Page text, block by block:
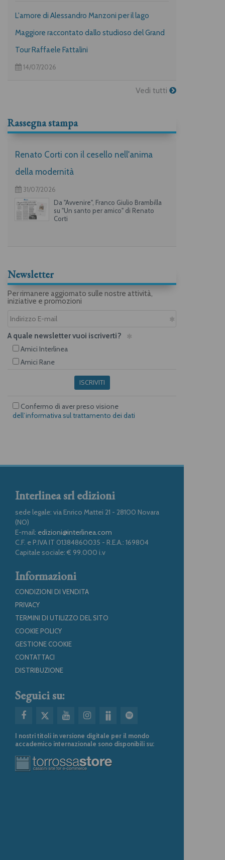
L'amore di Alessandro Manzoni per il lago
Maggiore raccontato dallo studioso del Grand
Tour Raffaele Fattalini
14/07/2026
Vedi tutti
Rassegna stampa
Renato Corti con il cesello nell'anima
della modernità
31/07/2026
Da "Avvenire", Franco Giulio Brambilla
su "Un santo per amico" di Renato
Corti
Newsletter
Per rimanere aggiornato sulle nostre attività,
iniziative e promozioni
A quale newsletter vuoi iscriverti?
Amici Interlinea
Amici Rane
ISCRIVITI
Confermo di aver preso visione
dell’informativa sul trattamento dei dati
Interlinea srl edizioni
sede legale: via Enrico Mattei 21 - 28100 Novara
(NO)
E-mail: edizioni@interlinea.com
C.F. e P.IVA IT 01384860035 - R.E.A.: 169804
Capitale sociale: € 99.000 i.v
Informazioni
CONDIZIONI DI VENDITA
PRIVACY
TERMINI DI UTILIZZO DEL SITO
COOKIE POLICY
GESTIONE COOKIE
CONTATTACI
DISTRIBUZIONE
Seguici su:
I nostri titoli in versione digitale per il mondo
accademico internazionale sono disponibili su: